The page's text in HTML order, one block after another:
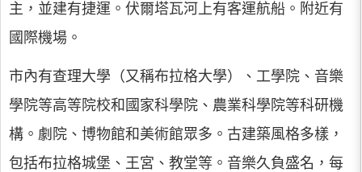
主，並建有捷運。伏爾塔瓦河上有客運航船。附近有
國際機場。
市內有查理大學（又稱布拉格大學）、工學院、音樂
學院等高等院校和國家科學院、農業科學院等科研機
構。劇院、博物館和美術館眾多。古建築風格多樣，
包括布拉格城堡、王宮、教堂等。音樂久負盛名，每